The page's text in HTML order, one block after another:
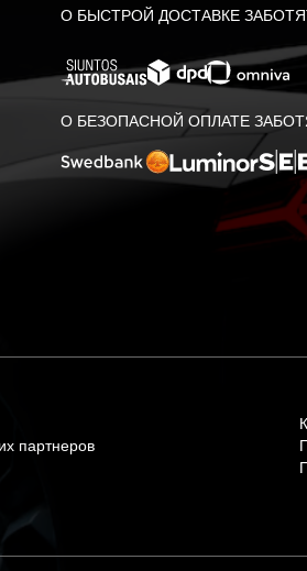
О БЫСТРОЙ ДОСТАВКЕ
О БЕЗОПАСНОЙ ОПЛАТЕ
партнеров